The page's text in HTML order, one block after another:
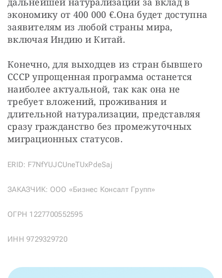
экономику от 400 000 €.Она будет доступна
заявителям из любой страны мира,
включая Индию и Китай.
Конечно, для выходцев из стран бывшего
СССР упрощенная программа останется
наиболее актуальной, так как она не
требует вложений, проживания и
длительной натурализации, представляя
сразу гражданство без промежуточных
миграционных статусов.
ERID: F7NfYUJCUneTUxPdeSaj
ЗАКАЗЧИК: ООО «Бизнес Консалт Групп»
ОГРН 1227700552595
ИНН 9729329720